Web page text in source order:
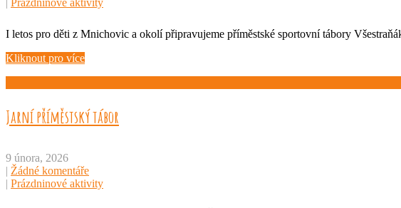
| Prázdninové aktivity
I letos pro děti z Mnichovic a okolí připravujeme příměstské sportovní tábory
Kliknout pro více
Jarní příměstský tábor
9 února, 2026
| Žádné komentáře
| Prázdninové aktivity